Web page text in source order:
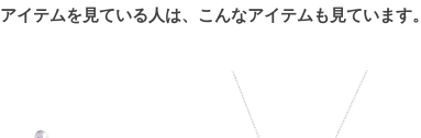
イテムを見ている人は、こんなアイテムも見ています。